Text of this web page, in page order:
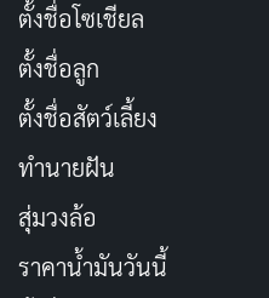
ตั้งชื่อโซเชียล
ตั้งชื่อลูก
ตั้งชื่อสัตว์เลี้ยง
ทำนายฝัน
สุ่มวงล้อ
ราคาน้ำมันวันนี้